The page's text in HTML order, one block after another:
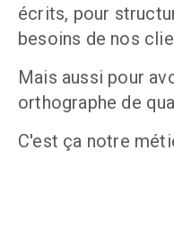
écrits, pour
besoins de nos
Mais aussi pour
orthographe de
C'est ça notre